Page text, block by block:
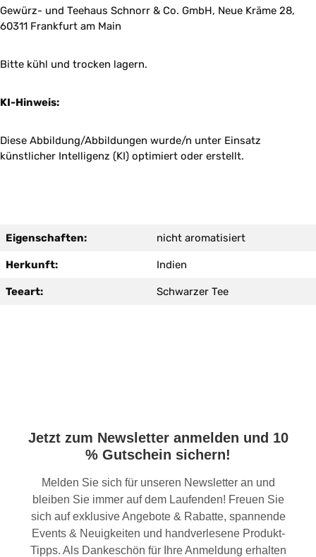
Gewürz- und Teehaus Schnorr & Co. GmbH, Neue Kräme 28,
60311 Frankfurt am Main
Bitte kühl und trocken lagern.
KI-Hinweis:
Diese Abbildung/Abbildungen wurde/n unter Einsatz
künstlicher Intelligenz (KI) optimiert oder erstellt.
Eigenschaften: nicht aromatisiert
Herkunft: Indien
Teeart: Schwarzer Tee
Jetzt zum Newsletter anmelden und 10
% Gutschein sichern!
Melden Sie sich für unseren Newsletter an und
bleiben Sie immer auf dem Laufenden! Freuen Sie
sich auf exklusive Angebote & Rabatte, spannende
Events & Neuigkeiten und handverlesene Produkt-
Tipps. Als Dankeschön für Ihre Anmeldung erhalten